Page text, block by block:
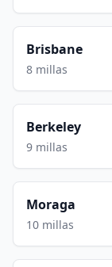
Brisbane
8 millas
Berkeley
9 millas
Moraga
10 millas